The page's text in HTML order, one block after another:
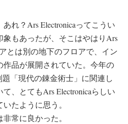
れ？Ars Electronicaってこうい
象もあったが、そこはやはりArs
とは別の地下のフロアで、イン
作品が展開されていた。今年の
題「現代の錬金術士」に関連し
、とてもArs Electronicaらしい
たように思う。
常に良かった。